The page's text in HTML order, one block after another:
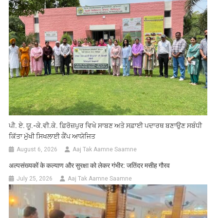
ਪੀ. ਏ. ਯੂ.-ਕੇ.ਵੀ.ਕੇ. ਫ਼ਿਰੋਜ਼ਪੁਰ ਵਿਖੇ ਸਾਬਣ ਅਤੇ ਸਫ਼ਾਈ ਪਦਾਰਥ ਬਣਾਉਣ ਸਬੰਧੀ
ਕਿੱਤਾ ਮੁੱਖੀ ਸਿਖਲਾਈ ਕੈਂਪ ਆਯੋਜਿਤ
August 6, 2026 Aaj Tak Aamne Saamne
अल्पसंख्यकों के कल्याण और सुरक्षा को लेकर गंभीर: जतिंदर मसीह गौरव
July 25, 2026 Aaj Tak Aamne Saamne